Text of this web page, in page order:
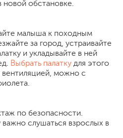
обстановке.
малыша к походным
за город, устраивайте
и укладывайте в ней
Выбрать палатку для этого
можно с
по безопасности.
слушаться взрослых в